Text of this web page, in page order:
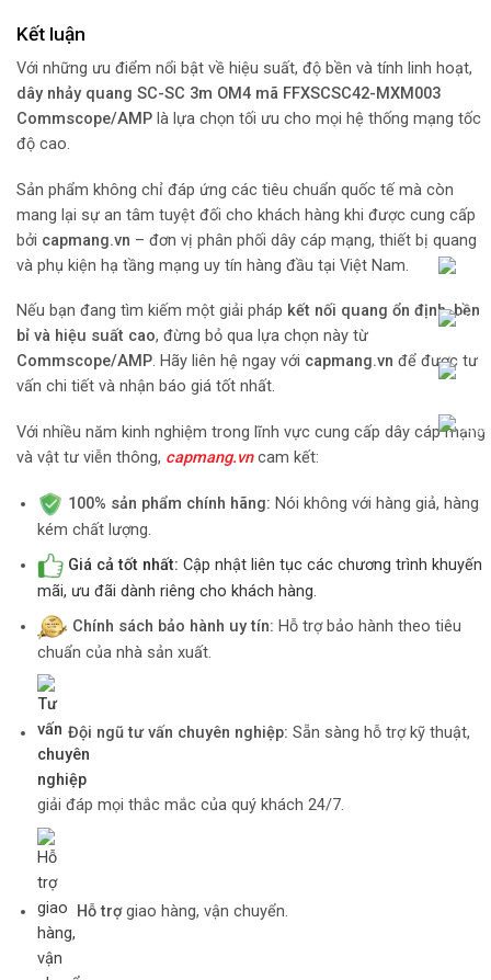
Kết luận
Với những ưu điểm nổi bật về hiệu suất, độ bền và tính linh hoạt,
dây nhảy quang SC-SC 3m OM4 mã FFXSCSC42-MXM003
Commscope/AMP là lựa chọn tối ưu cho mọi hệ thống mạng tốc
độ cao.
Sản phẩm không chỉ đáp ứng các tiêu chuẩn quốc tế mà còn
mang lại sự an tâm tuyệt đối cho khách hàng khi được cung cấp
bởi capmang.vn – đơn vị phân phối dây cáp mạng, thiết bị quang
và phụ kiện hạ tầng mạng uy tín hàng đầu tại Việt Nam.
Nếu bạn đang tìm kiếm một giải pháp kết nối quang ổn định, bền
bỉ và hiệu suất cao, đừng bỏ qua lựa chọn này từ
Commscope/AMP. Hãy liên hệ ngay với capmang.vn để được tư
vấn chi tiết và nhận báo giá tốt nhất.
Với nhiều năm kinh nghiệm trong lĩnh vực cung cấp dây cáp mạng
và vật tư viễn thông, capmang.vncam kết:
100% sản phẩm chính hãng: Nói không với hàng giả, hàng
kém chất lượng.
Giá cả tốt nhất: Cập nhật liên tục các chương trình khuyến
mãi, ưu đãi dành riêng cho khách hàng.
Chính sách bảo hành uy tín: Hỗ trợ bảo hành theo tiêu
chuẩn của nhà sản xuất.
Đội ngũ tư vấn chuyên nghiệp: Sẵn sàng hỗ trợ kỹ thuật,
giải đáp mọi thắc mắc của quý khách 24/7.
Hỗ trợgiao hàng, vận chuyển.